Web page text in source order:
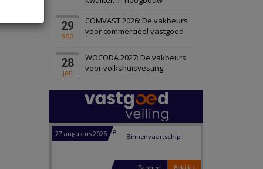
29
sep
COMVAST 2026: De vakbeurs
voor commercieel vastgoed
28
jan
WOCODA 2027: De vakbeurs
voor volkshuisvesting
Schiedam
22 september 2026 Attractiepark
Bekijk
Oranje
28 september 2026
bedrijventerrein
Schuinesloot
27 augustus 2026 Binnenvaartschip